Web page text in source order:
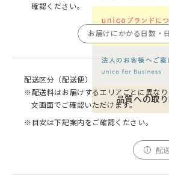
品質への取
確認ください。
お届けにかかる日数・
配送区分（配送便）
※配送料はお届けするエリアごとに異な
文画面でご確認いただけます。
※目安は下記案内をご確認ください。
配